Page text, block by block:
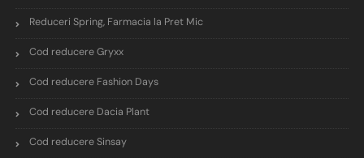
Reduceri Spring, Farmacia la Pret Mic
Cod reducere Gryxx
Cod reducere Fashion Days
Cod reducere Dacia Plant
Cod reducere Sinsay